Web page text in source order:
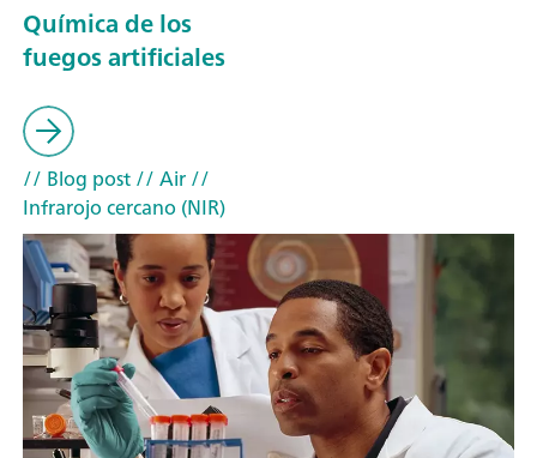
Química de los
fuegos artificiales
// Blog post// Air//
Infrarojo cercano (NIR)